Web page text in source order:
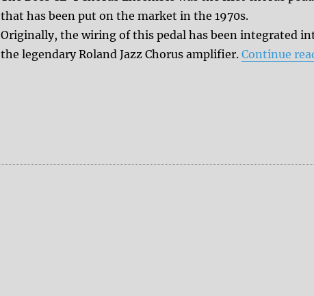
that has been put on the market in the 1970s.
Originally, the wiring of this pedal has been integrated
the legendary Roland Jazz Chorus amplifier.Continue